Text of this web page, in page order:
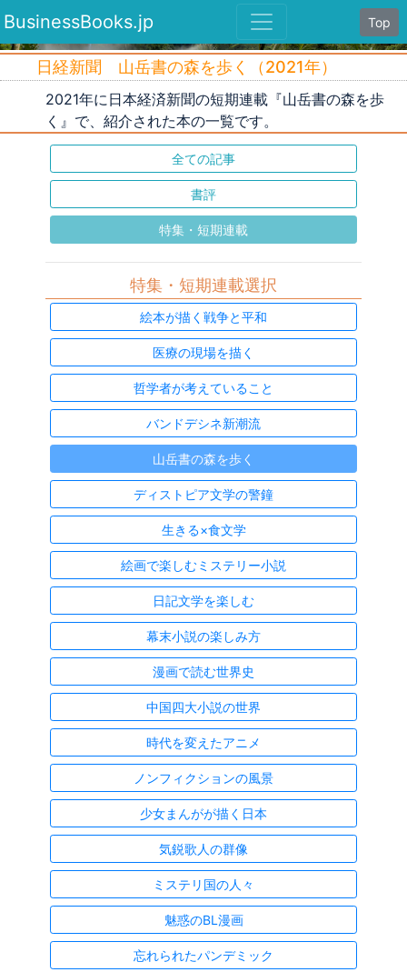
BusinessBooks.jp Top
日経新聞 山岳書の森を歩く（2021年）
2021年に日本経済新聞の短期連載『山岳書の森を歩
く』で、紹介された本の一覧です。
全ての記事
書評
特集・短期連載
特集・短期連載選択
絵本が描く戦争と平和
医療の現場を描く
哲学者が考えていること
バンドデシネ新潮流
山岳書の森を歩く
ディストピア文学の警鐘
生きる×食文学
絵画で楽しむミステリー小説
日記文学を楽しむ
幕末小説の楽しみ方
漫画で読む世界史
中国四大小説の世界
時代を変えたアニメ
ノンフィクションの風景
少女まんがが描く日本
気鋭歌人の群像
ミステリ国の人々
魅惑のBL漫画
忘れられたパンデミック